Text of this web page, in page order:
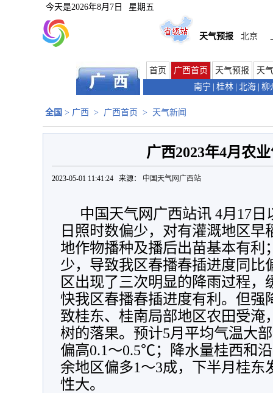
今天是2026年8月7日 星期五
天气预报 北京
首页 广西首页 天气预报
天
南宁
桂林 北海 柳
全国 > 广西 > 广西首页 > 天气新闻
广西2023年4月农
2023-05-01 11:41:24 来源： 中国天气网广西站
中国天气网广西站讯 4月17
日照时数偏少，对有灌溉地区
地作物播种及播后出苗基本有利
少，导致我区春播春插进度同比
区出现了三次明显的降雨过程，
快我区春播春插进度有利。但强
致桂东、桂南局部地区农田受淹
树的落果。预计5月平均气温大
偏高0.1～0.5℃；降水量桂西和
余地区偏多1～3成，下半月桂东
性大。